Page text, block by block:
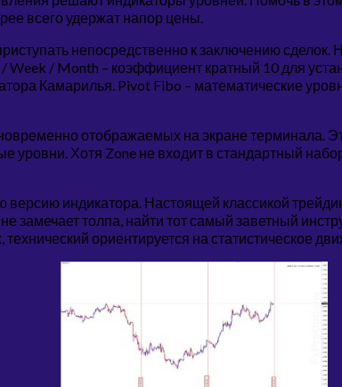
всего удержат напор цены.
непосредственно к заключению
Week / Month – коэффициент кратный 10 для
Камарилья. Pivot Fibo – математические
отображаемых на экране терминала.
уровни. Хотя Zone не входит в стандартный
индикатора. Настоящей классикой
замечает толпа, найти тот самый заветный
ориентируется на статистическое